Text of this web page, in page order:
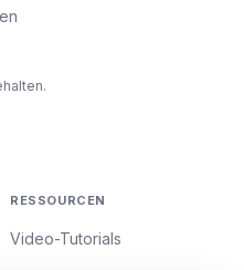
RESSOURCEN
Video-Tutorials